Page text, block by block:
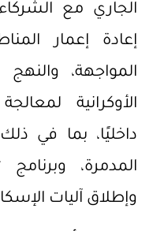
الجاري مع
إعادة إعمار
المواجهة،
الأوكرانية
داخليًا، بما في
المدمرة، وبرنامج
وإطلاق آليات